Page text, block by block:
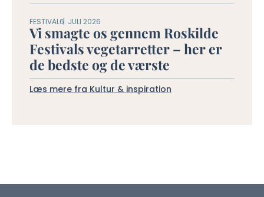
FESTIVAL6. JULI 2026
Vi smagte os gennem Roskilde
Festivals vegetarretter – her er
de bedste og de værste
Læs mere fra Kultur & inspiration